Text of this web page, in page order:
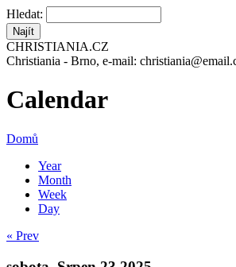
Hledat:
CHRISTIANIA.CZ
Christiania - Brno, e-mail:
Calendar
Domů
Year
Month
Week
Day
« Prev